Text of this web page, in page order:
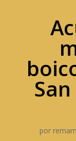
por